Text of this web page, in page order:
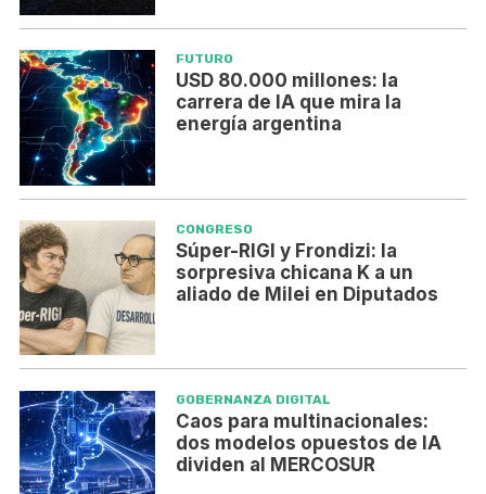
FUTURO
USD 80.000 millones: la
carrera de IA que mira la
energía argentina
CONGRESO
Súper-RIGI y Frondizi: la
sorpresiva chicana K a un
aliado de Milei en Diputados
GOBERNANZA DIGITAL
Caos para multinacionales:
dos modelos opuestos de IA
dividen al MERCOSUR